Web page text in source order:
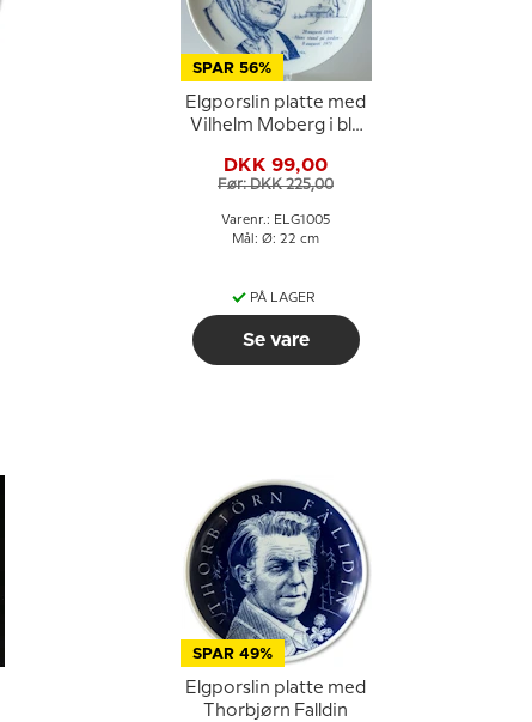
SPAR 56%
Elgporslin platte med
Vilhelm Moberg i blå
DKK 99,00
Før: DKK 225,00
Varenr.: ELG1005
Mål: Ø: 22 cm
PÅ LAGER
Se vare
SPAR 49%
Elgporslin platte med
Thorbjørn Falldin